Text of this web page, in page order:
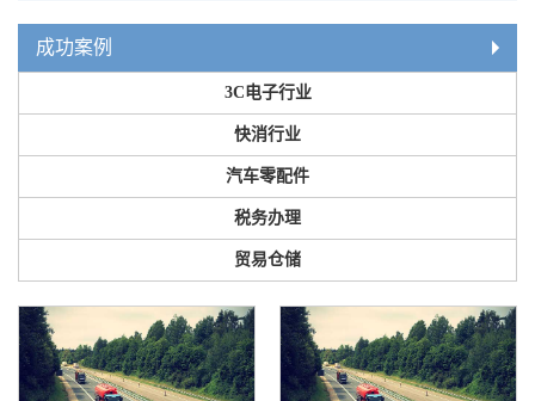
成功案例
3C电子行业
快消行业
汽车零配件
税务办理
贸易仓储